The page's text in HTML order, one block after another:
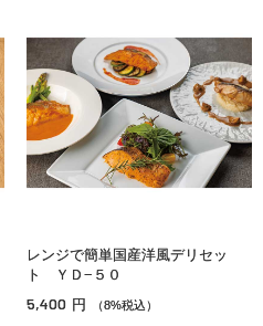
レンジで簡単国産洋風デリセッ
ト ＹＤ−５０
5,400 円 （8%税込）